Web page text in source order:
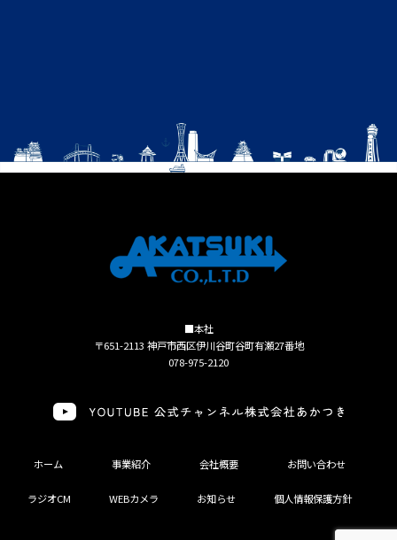
■本社
〒651-2113 神戸市西区伊川谷町谷町有瀬27番地
078-975-2120
ホーム 事業紹介 会社概要 お問い合わせ
ラジオCM WEBカメラ お知らせ 個人情報保護方針